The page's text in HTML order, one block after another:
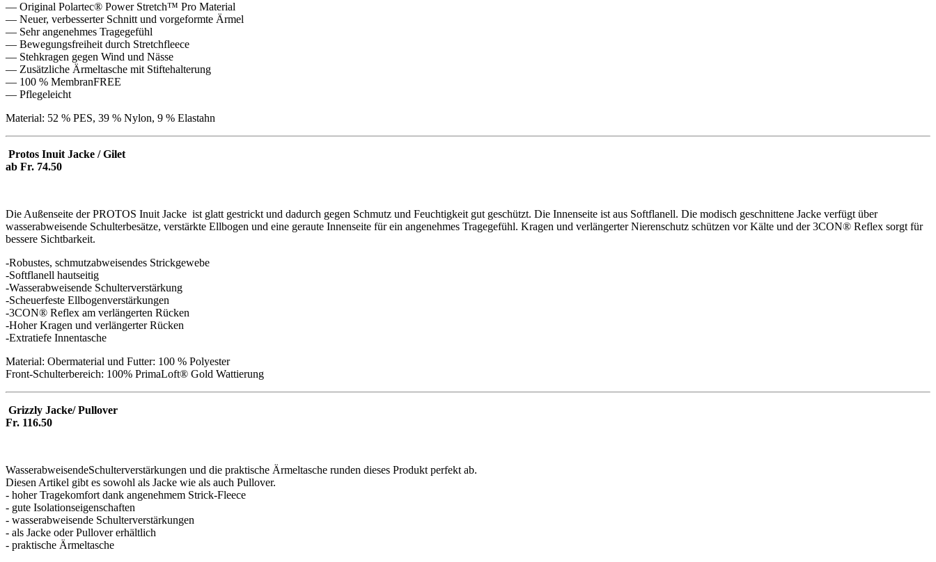
— Original Polartec® Power Stretch™ Pro Material
— Neuer, verbesserter Schnitt und vorgeformte Ärmel
— Sehr angenehmes Tragegefühl
— Bewegungsfreiheit durch Stretchfleece
— Stehkragen gegen Wind und Nässe
— Zusätzliche Ärmeltasche mit Stiftehalterung
— 100 % MembranFREE
— Pflegeleicht
Material: 52 % PES, 39 % Nylon, 9 % Elastahn
Protos Inuit Jacke / Gilet
ab Fr. 74.50
Die Außenseite der PROTOS Inuit Jacke ist glatt gestrickt und dadurch gegen Schmutz und Feuchtigkeit gut geschützt. Die Innenseite ist aus Softflanell. Die modisch geschnittene Jacke verfügt über
wasserabweisende Schulterbesätze, verstärkte Ellbogen und eine geraute Innenseite für ein angenehmes Tragegefühl. Kragen und verlängerter Nierenschutz schützen vor Kälte und der 3CON® Reflex sorgt für
bessere Sichtbarkeit.
-Robustes, schmutzabweisendes Strickgewebe
-Softflanell hautseitig
-Wasserabweisende Schulterverstärkung
-Scheuerfeste Ellbogenverstärkungen
-3CON® Reflex am verlängerten Rücken
-Hoher Kragen und verlängerter Rücken
-Extratiefe Innentasche
Material: Obermaterial und Futter: 100 % Polyester
Front-Schulterbereich: 100% PrimaLoft® Gold Wattierung
Grizzly Jacke/ Pullover
Fr. 116.50
WasserabweisendeSchulterverstärkungen und die praktische Ärmeltasche runden dieses Produkt perfekt ab.
Diesen Artikel gibt es sowohl als Jacke wie als auch Pullover.
- hoher Tragekomfort dank angenehmem Strick-Fleece
- gute Isolationseigenschaften
- wasserabweisende Schulterverstärkungen
- als Jacke oder Pullover erhältlich
- praktische Ärmeltasche